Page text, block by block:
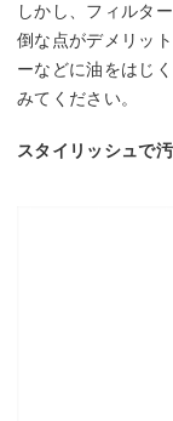
しかし、フィルタ
倒な点がデメリッ
ーなどに油をはじ
みてください。
スタイリッシュで